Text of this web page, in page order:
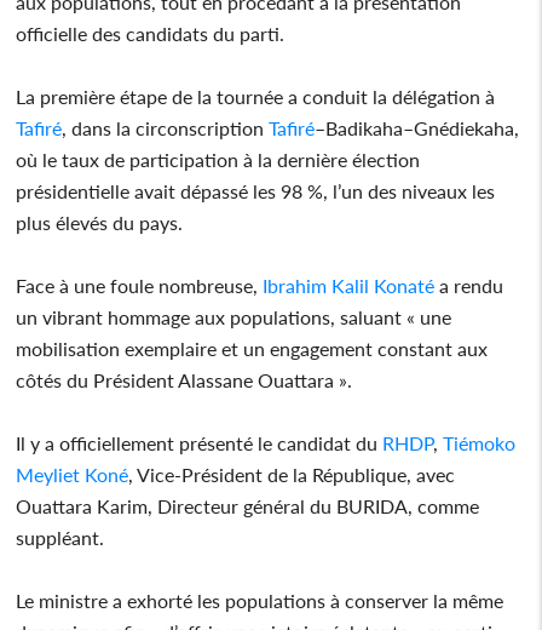
officielle des candidats du parti.
La première étape de la tournée a conduit la délégation à
Tafiré, dans la circonscription Tafiré–Badikaha–Gnédiekaha,
où le taux de participation à la dernière élection
présidentielle avait dépassé les 98 %, l’un des niveaux les
plus élevés du pays.
Face à une foule nombreuse, Ibrahim Kalil Konaté a rendu
un vibrant hommage aux populations, saluant « une
mobilisation exemplaire et un engagement constant aux
côtés du Président Alassane Ouattara ».
Il y a officiellement présenté le candidat du RHDP, Tiémoko
Meyliet Koné, Vice-Président de la République, avec
Ouattara Karim, Directeur général du BURIDA, comme
suppléant.
Le ministre a exhorté les populations à conserver la même